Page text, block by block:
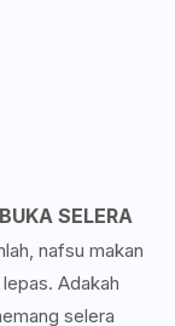
SELERA
nafsu makan
Adakah
selera